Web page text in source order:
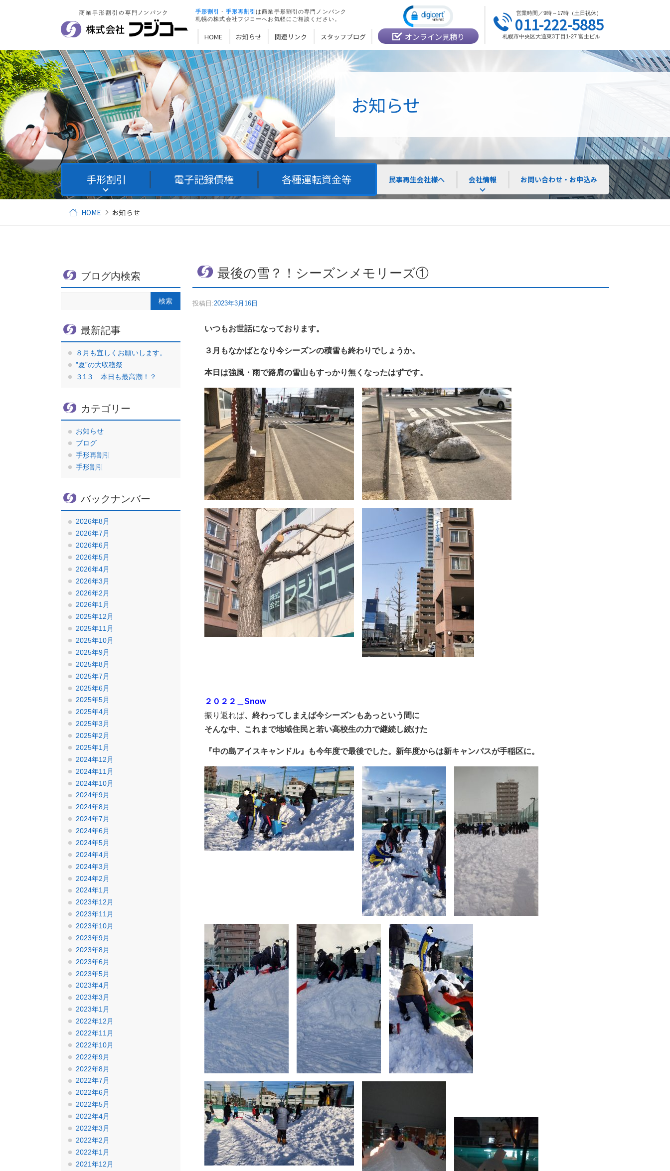
お知らせ
手形割引 ・ 手形再割引は商業手形割引の専門ノンバンク
札幌の株式会社フジコーへお気軽にご相談ください。
オンライン見積り
営業時間／9時～17時（土日祝休）
011-222-5885
札幌市中央区大通東3丁目1-27 富士ビル
HOME お知らせ 関連リンク スタッフブログ
手形割引 電子記録債権 各種運転資金等 民事再生会社様へ 会社情報 お問い合わせ・お申込み
HOME お知らせ
最後の雪？！シーズンメモリーズ①
投稿日:2023年3月16日
いつもお世話になっております。
３月もなかばとなり今シーズンの積雪も終わりでしょうか。
本日は強風・雨で路肩の雪山もすっかり無 くなったはずです。
２０２２＿Snow
振り返れば、終わってしまえば今シーズンもあっという間に
そんな中、これまで地域住民と若い高校生の力で継続し続けた
『中の島アイスキャンドル』も今年度で最後でした。新年度からは新キャンパスが手稲区に。
ブログ内検索
最新記事
８月も宜しくお願いします。
‟夏”の大収穫祭
３1３ 本日も最高潮！？
カテゴリー
お知らせ
ブログ
手形再割引
手形割引
バックナンバー
2026年8月
2026年7月
2026年6月
2026年5月
2026年4月
2026年3月
2026年2月
2026年1月
2025年12月
2025年11月
2025年10月
2025年9月
2025年8月
2025年7月
2025年6月
2025年5月
2025年4月
2025年3月
2025年2月
2025年1月
2024年12月
2024年11月
2024年10月
2024年9月
2024年8月
2024年7月
2024年6月
2024年5月
2024年4月
2024年3月
2024年2月
2024年1月
2023年12月
2023年11月
2023年10月
2023年9月
2023年8月
2023年6月
2023年5月
2023年4月
2023年3月
2023年1月
2022年12月
2022年11月
2022年10月
2022年9月
2022年8月
2022年7月
2022年6月
2022年5月
2022年4月
2022年3月
2022年2月
2022年1月
2021年12月